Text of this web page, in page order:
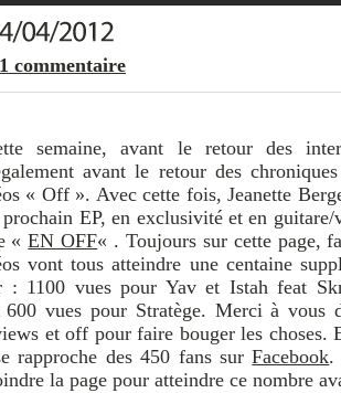
1 commentaire
semaine, avant le retour des
avant le retour des
« Off ». Avec cette fois, Jeanette
EP, en exclusivité et en guitare/
«EN OFF« . Toujours sur cette page,
vont tous atteindre une centaine
: 1100 vues pour Yav et Istah feat
vues pour Stratège. Merci à vous
et off pour faire bouger les choses.
rapproche des 450 fans surFacebook.
la page pour atteindre ce nombre